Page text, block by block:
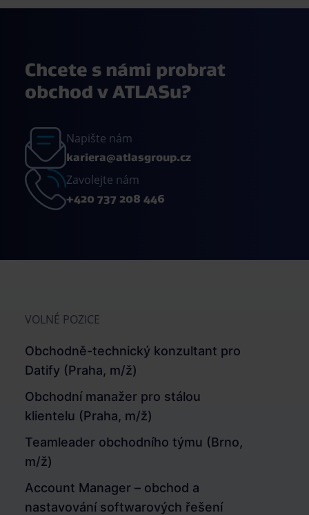
Chcete s námi probrat
obchod v ATLASu?
Napište nám
kariera@atlasgroup.cz
Zavolejte nám
+420 737 208 446
VOLNÉ POZICE
Obchodně-technický konzultant pro
Datify (Praha, m/ž)
Obchodní manažer pro stálou
klientelu (Praha, m/ž)
Teamleader obchodního týmu (Brno,
m/ž)
Account Manager – obchod a
nastavování softwarových řešení